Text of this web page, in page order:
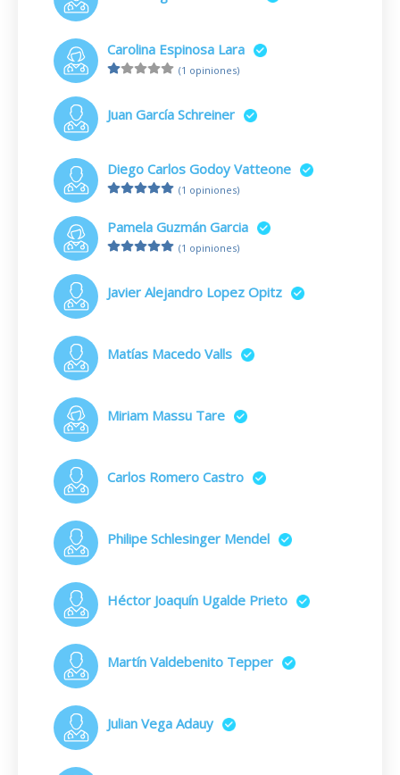
Carolina Espinosa Lara
(1 opiniones)
Juan García Schreiner
Diego Carlos Godoy Vatteone
(1 opiniones)
Pamela Guzmán Garcia
(1 opiniones)
Javier Alejandro Lopez Opitz
Matías Macedo Valls
Miriam Massu Tare
Carlos Romero Castro
Philipe Schlesinger Mendel
Héctor Joaquín Ugalde Prieto
Martín Valdebenito Tepper
Julian Vega Adauy